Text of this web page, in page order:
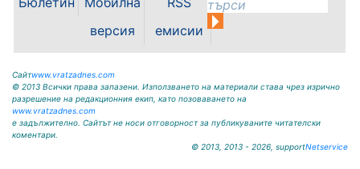
Дунав. Това заяви министърът на
енергетиката Ива Петрова в
ефира на...
версия
емисии
Сайтwww.vratzadnes.com
© 2013 Всички права запазени. Използването на материали става чрез изрично
разрешение на редакционния екип, като позоваването на
www.vratzadnes.com
е задължително. Сайтът не носи отговорност за публикуваните читателски
коментари.
© 2013, 2013 - 2026, supportNetservice